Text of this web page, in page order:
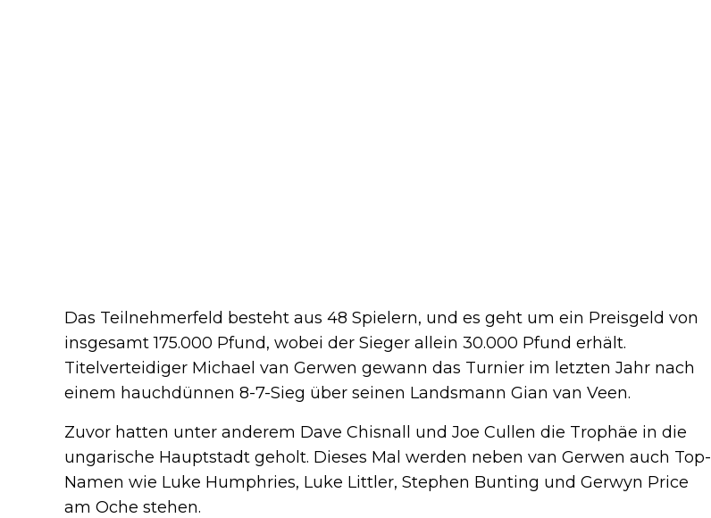
Das Teilnehmerfeld besteht aus 48 Spielern, und es geht um ein Preisgeld von
insgesamt 175.000 Pfund, wobei der Sieger allein 30.000 Pfund erhält.
Titelverteidiger Michael van Gerwen gewann das Turnier im letzten Jahr nach
einem hauchdünnen 8-7-Sieg über seinen Landsmann Gian van Veen.
Zuvor hatten unter anderem Dave Chisnall und Joe Cullen die Trophäe in die
ungarische Hauptstadt geholt. Dieses Mal werden neben van Gerwen auch Top-
Namen wie Luke Humphries, Luke Littler, Stephen Bunting und Gerwyn Price
am Oche stehen.